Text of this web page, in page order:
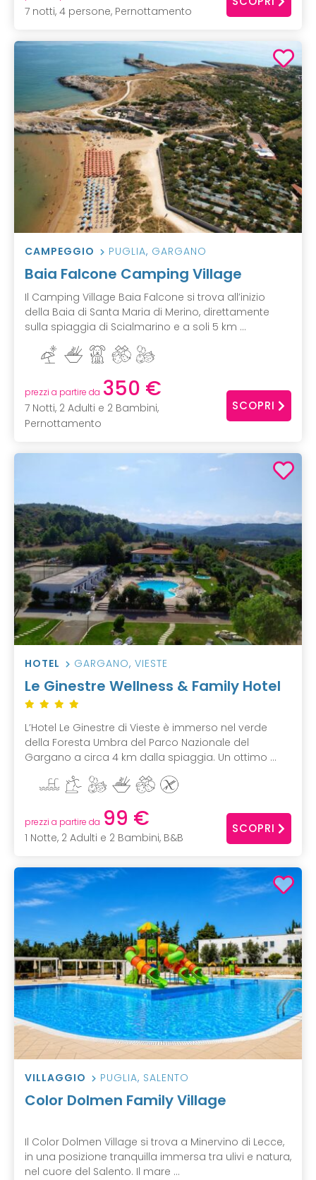
7 notti, 4 persone, Pernottamento
CAMPEGGIO PUGLIA, GARGANO
Baia Falcone Camping Village
Il Camping Village Baia Falcone si trova all’inizio
della Baia di Santa Maria di Merino, direttamente
sulla spiaggia di Scialmarino e a soli 5 km ...
prezzi a partire da 350 €
7 Notti, 2 Adulti e 2 Bambini,
Pernottamento
SCOPRI
HOTEL GARGANO, VIESTE
Le Ginestre Wellness & Family Hotel
L’Hotel Le Ginestre di Vieste è immerso nel verde
della Foresta Umbra del Parco Nazionale del
Gargano a circa 4 km dalla spiaggia. Un ottimo ...
prezzi a partire da 99 €
1 Notte, 2 Adulti e 2 Bambini, B&B
SCOPRI
VILLAGGIO PUGLIA, SALENTO
Color Dolmen Family Village
Il Color Dolmen Village si trova a Minervino di Lecce,
in una posizione tranquilla immersa tra ulivi e natura,
nel cuore del Salento. Il mare ...